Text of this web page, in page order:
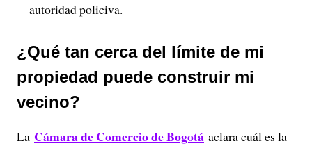
autoridad policiva.
¿Qué tan cerca del límite de mi
propiedad puede construir mi
vecino?
La Cámara de Comercio de Bogotá aclara cuál es la